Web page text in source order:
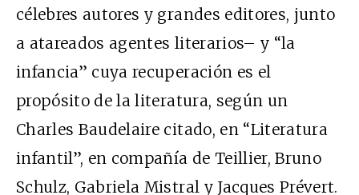
célebres autores y grandes editores, junto
a atareados agentes literarios– y “la
infancia” cuya recuperación es el
propósito de la literatura, según un
Charles Baudelaire citado, en “Literatura
infantil”, en compañía de Teillier, Bruno
Schulz, Gabriela Mistral y Jacques Prévert.